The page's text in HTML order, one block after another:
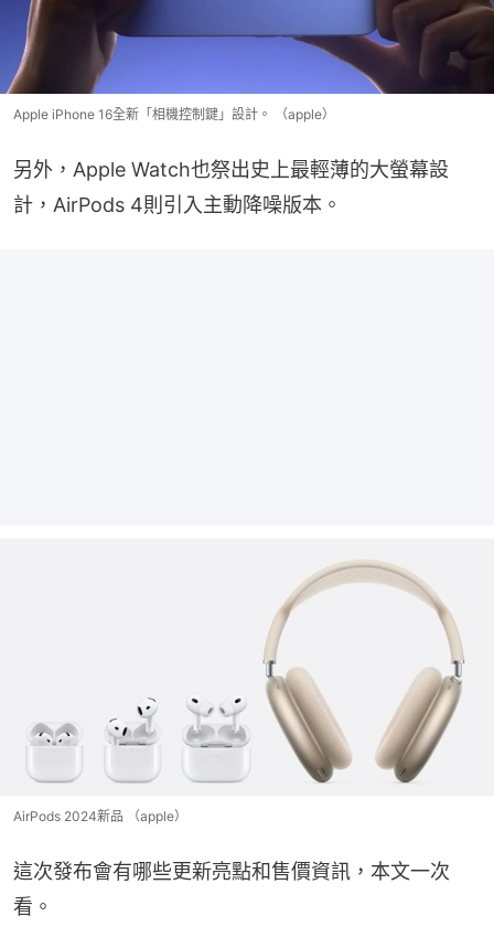
Apple iPhone 16全新「相機控制鍵」設計。 （apple）
另外，Apple Watch也祭出史上最輕薄的大螢幕設
計，AirPods 4則引入主動降噪版本。
AirPods 2024新品 （apple）
這次發布會有哪些更新亮點和售價資訊，本文一次
看。